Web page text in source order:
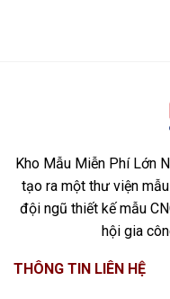
Kho Mẫu Miễn Phí Lớn
tạo ra một thư viện
đội ngũ thiết kế mẫu
hội gia
THÔNG TIN LIÊN HỆ